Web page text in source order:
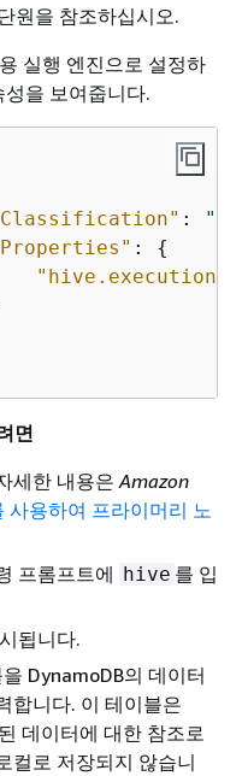
원을 참조하십시오.
실행 엔진으로 설정하
을 보여줍니다.
:
: {
면
세한 내용은 Amazon
사용하여 프라이머리 노
프롬프트에 hive 를 입
됩니다.
DynamoDB의 데이터
합니다. 이 테이블은
데이터에 대한 참조로
컬로 저장되지 않습니